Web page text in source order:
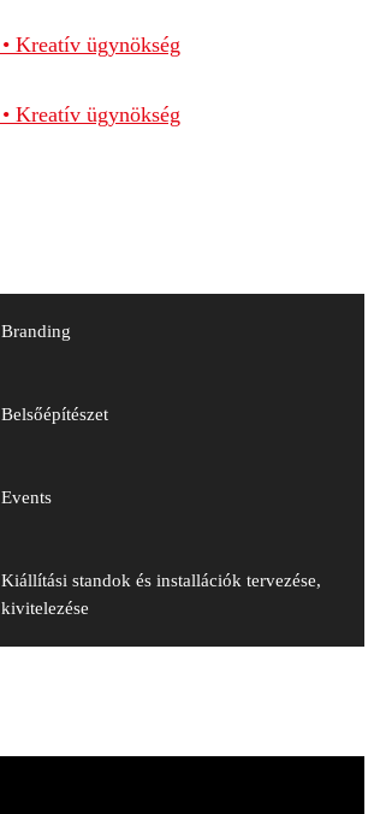
Branding
Belsőépítészet
Events
Kiállítási standok és installációk tervezése,
kivitelezése